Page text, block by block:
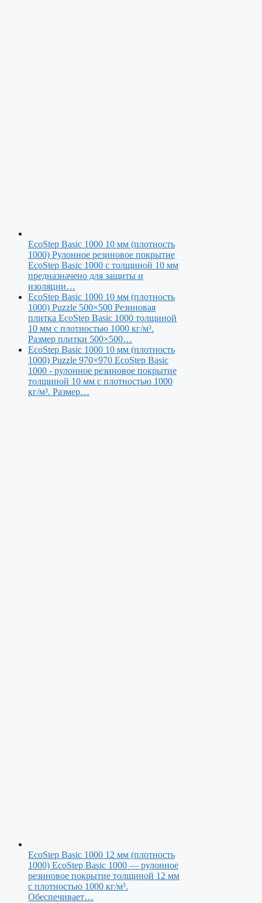
EcoStep Basic 1000 10 мм (плотность
1000) Рулонное резиновое покрытие
EcoStep Basic 1000 с толщиной 10 мм
предназначено для защиты и
изоляции…
EcoStep Basic 1000 10 мм (плотность
1000) Puzzle 500×500 Резиновая
плитка EcoStep Basic 1000 толщиной
10 мм с плотностью 1000 кг/м³.
Размер плитки 500×500…
EcoStep Basic 1000 10 мм (плотность
1000) Puzzle 970×970 EcoStep Basic
1000 - рулонное резиновое покрытие
толщиной 10 мм с плотностью 1000
кг/м³. Размер…
EcoStep Basic 1000 12 мм (плотность
1000) EcoStep Basic 1000 — рулонное
резиновое покрытие толщиной 12 мм
с плотностью 1000 кг/м³.
Обеспечивает…